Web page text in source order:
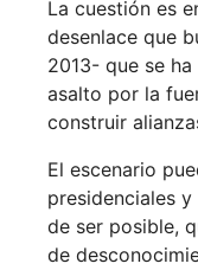
La cuestión es
desenlace que
2013- que se
asalto por la
construir
El escenario
presidenciales
de ser posible,
de